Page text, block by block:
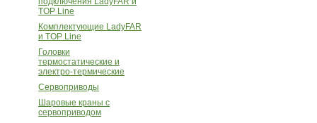
TOP Line
Комплектующие LadyFAR
и TOP Line
Головки
термостатические и
электро-термические
Сервоприводы
Шаровые краны с
сервоприводом